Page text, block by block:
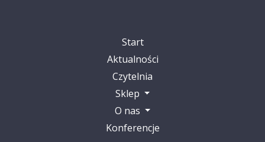
Start
Aktualności
Czytelnia
Sklep
O nas
Konferencje